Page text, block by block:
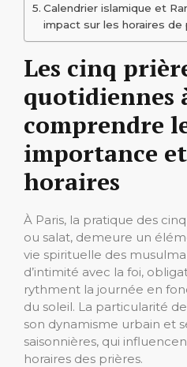
Calendrier islamique et
impact sur les horaires de
Les cinq
quotidiennes
comprendre
importance
horaires
À Paris, la pratique des
ou salat, demeure un
vie spirituelle des
d’intimité avec la foi,
rythment la journée en
du soleil. La particularité
son dynamisme urbain et
saisonnières, qui
horaires des prières.